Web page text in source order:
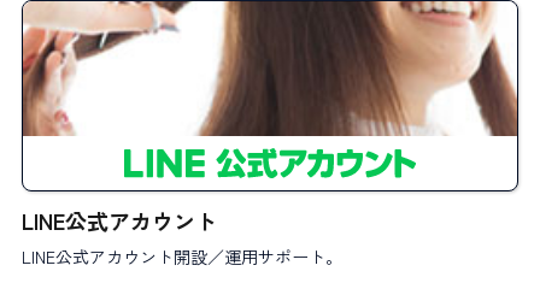
LINE公式アカウント
LINE公式アカウント開設／運用サポート。